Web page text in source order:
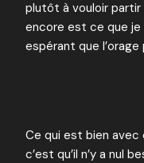
plutôt à vouloir partir
encore est ce que
espérant que l’orage
Ce qui est bien
c’est qu’il n’y a nul